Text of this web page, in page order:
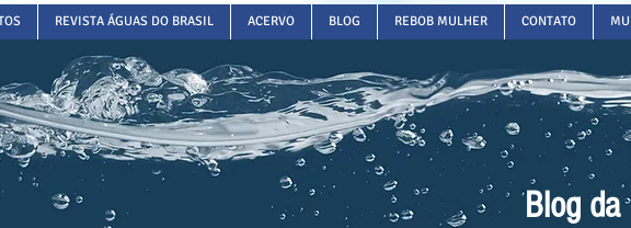
REVISTA ÁGUAS DO BRASIL ACERVO BLOG REBOB MULHER CONTATO
Blog da